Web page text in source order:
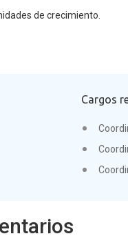
de crecimiento.
Cargos